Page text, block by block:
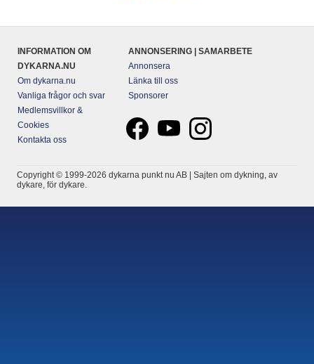
INFORMATION OM
DYKARNA.NU
Om dykarna.nu
Vanliga frågor och svar
Medlemsvillkor &
Cookies
Kontakta oss
ANNONSERING | SAMARBETE
Annonsera
Länka till oss
Sponsorer
Copyright © 1999-2026 dykarna punkt nu AB | Sajten om dykning, av
dykare, för dykare.